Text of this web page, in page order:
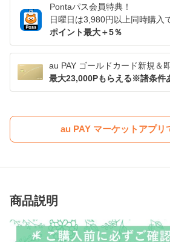
Pontaパス会員特典！
日曜日は3,980円以上同時購入
ポイント最大＋5％
au PAY ゴールドカード新規＆
最大23,000Pもらえる※諸条件
au PAY マーケットアプリ
商品説明